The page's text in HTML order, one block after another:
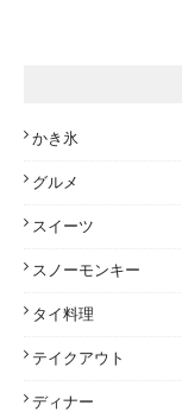
かき氷
グルメ
スイーツ
スノーモンキー
タイ料理
テイクアウト
ディナー